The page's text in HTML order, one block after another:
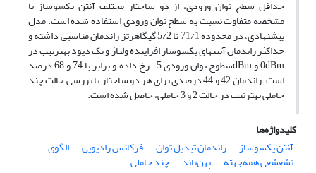
حداقل سطح توان ورودی، از دو ساختار مختلف آنتن یکسوساز با
مشخصه متفاوت نسبت به سطح توان ورودی استفاده شده است. مدل
پیشنهادی، در محدوده 71/1 تا 5/2 گیگاهرتز راندمان مناسبی داشته و
حداکثر راندمان آنتن­های یکسوساز افزاینده ولتاژ و تک دیود به­ترتیب در
سطوح توان ورودیdBm 0 وdBm 5- رخ داده و برابر با 74 و 68 درصد
است. راندمان 42 و 44 درصدی برای هر دو ساختار با بررسی حالت چند
حاملی به­ترتیب در حالت 2 و 3 حاملی، حاصل شده است.
کلیدواژه‌ها
آنتن یکسوساز
راندمان تبدیل توان فرکانس رادیویی الگوی
تشعشعی همه‌جهته پهن‌باند چند حاملی